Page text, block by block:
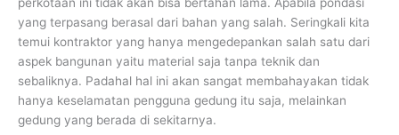
yang terpasang berasal dari bahan yang salah. Seringkali kita
temui kontraktor yang hanya mengedepankan salah satu dari
aspek bangunan yaitu material saja tanpa teknik dan
sebaliknya. Padahal hal ini akan sangat membahayakan tidak
hanya keselamatan pengguna gedung itu saja, melainkan
gedung yang berada di sekitarnya.